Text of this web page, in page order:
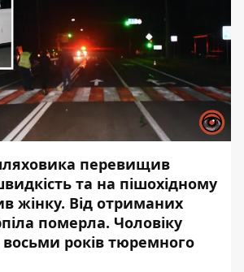
перевищив
та на пішохідному
жінку. Від отриманих
померла. Чоловіку
років тюремного